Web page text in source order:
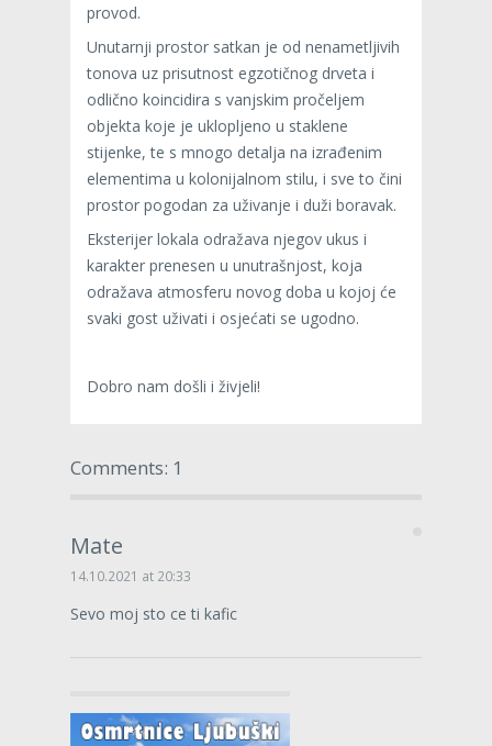
provod.
Unutarnji prostor satkan je od nenametljivih
tonova uz prisutnost egzotičnog drveta i
odlično koincidira s vanjskim pročeljem
objekta koje je uklopljeno u staklene
stijenke, te s mnogo detalja na izrađenim
elementima u kolonijalnom stilu, i sve to čini
prostor pogodan za uživanje i duži boravak.
Eksterijer lokala odražava njegov ukus i
karakter prenesen u unutrašnjost, koja
odražava atmosferu novog doba u kojoj će
svaki gost uživati i osjećati se ugodno.
Dobro nam došli i živjeli!
Comments: 1
Mate
14.10.2021 at 20:33
Sevo moj sto ce ti kafic